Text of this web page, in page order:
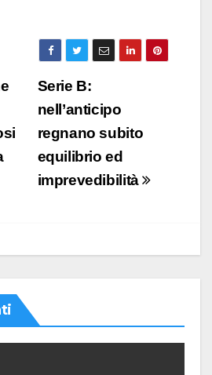
Serie B:
nell’anticipo
regnano subito
equilibrio ed
imprevedibilità